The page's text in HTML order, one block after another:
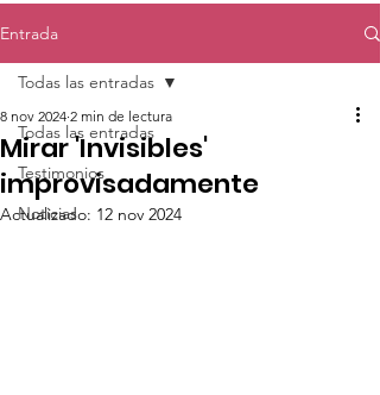
Entrada
Todas las entradas
Testimonios
Noticias
Todas las entradas
Mirar 'Invisibles'
improvisadamente
8 nov 2024 2 min de lectura
Actualizado: 12 nov 2024